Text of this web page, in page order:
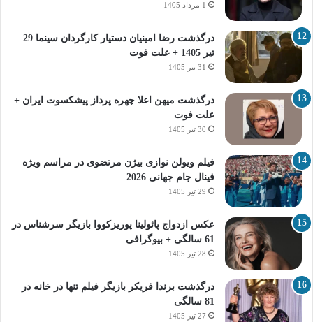
1 مرداد 1405
درگذشت رضا امینیان دستیار کارگردان سینما 29
تیر 1405 + علت فوت
31 تیر 1405
درگذشت میهن اعلا چهره پرداز پیشکسوت ایران +
علت فوت
30 تیر 1405
فیلم ویولن نوازی بیژن مرتضوی در مراسم ویژه
فینال جام جهانی 2026
29 تیر 1405
عکس ازدواج پائولینا پوریزکووا بازیگر سرشناس در
61 سالگی + بیوگرافی
28 تیر 1405
درگذشت برندا فریکر بازیگر فیلم تنها در خانه در
81 سالگی
27 تیر 1405